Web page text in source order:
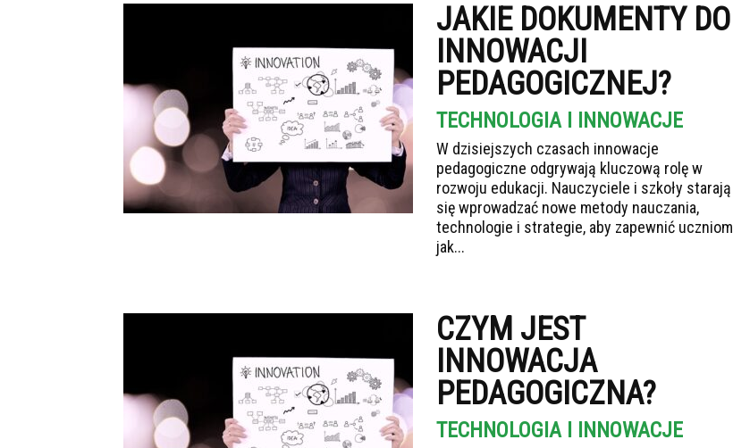
JAKIE DOKUMENTY DO
INNOWACJI
PEDAGOGICZNEJ?
TECHNOLOGIA I INNOWACJE
W dzisiejszych czasach innowacje
pedagogiczne odgrywają kluczową rolę w
rozwoju edukacji. Nauczyciele i szkoły starają
się wprowadzać nowe metody nauczania,
technologie i strategie, aby zapewnić uczniom
jak...
CZYM JEST
INNOWACJA
PEDAGOGICZNA?
TECHNOLOGIA I INNOWACJE